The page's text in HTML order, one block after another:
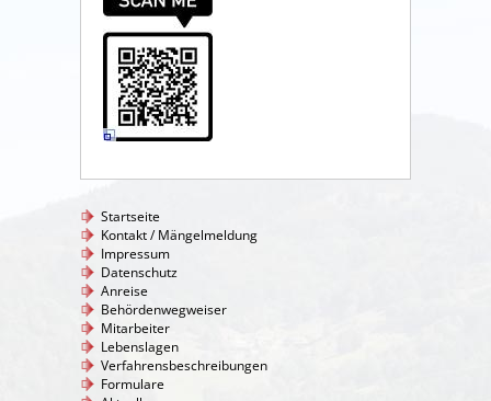
Startseite
Kontakt / Mängelmeldung
Impressum
Datenschutz
Anreise
Behördenwegweiser
Mitarbeiter
Lebenslagen
Verfahrensbeschreibungen
Formulare